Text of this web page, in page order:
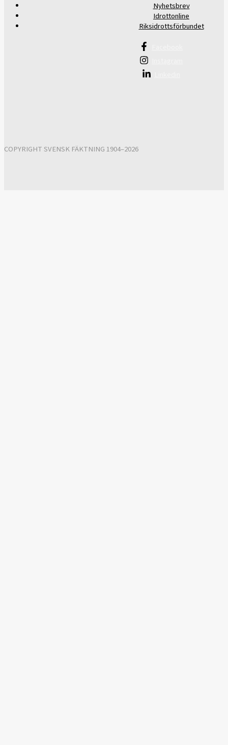
Nyhetsbrev
Idrottonline
Riksidrottsförbundet
COPYRIGHT SVENSK FÄKTNING 1904–2026